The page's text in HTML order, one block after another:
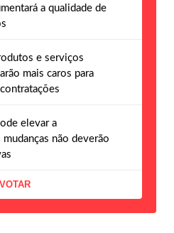
a qualidade de
e serviços
mais caros para
elevar a
não deverão